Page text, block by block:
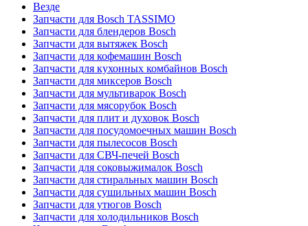
Везде
Запчасти для Bosch TASSIMO
Запчасти для блендеров Bosch
Запчасти для вытяжек Bosch
Запчасти для кофемашин Bosch
Запчасти для кухонных комбайнов Bosch
Запчасти для миксеров Bosch
Запчасти для мультиварок Bosch
Запчасти для мясорубок Bosch
Запчасти для плит и духовок Bosch
Запчасти для посудомоечных машин Bosch
Запчасти для пылесосов Bosch
Запчасти для СВЧ-печей Bosch
Запчасти для соковыжималок Bosch
Запчасти для стиральных машин Bosch
Запчасти для сушильных машин Bosch
Запчасти для утюгов Bosch
Запчасти для холодильников Bosch